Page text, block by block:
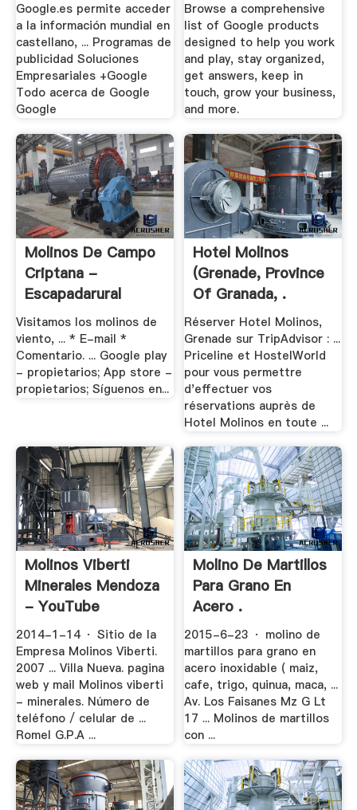
Google.es permite acceder
a la información mundial en
castellano, ... Programas de
publicidad Soluciones
Empresariales +Google
Todo acerca de Google
Google
Browse a comprehensive
list of Google products
designed to help you work
and play, stay organized,
get answers, keep in
touch, grow your business,
and more.
Molinos De Campo
Criptana -
Escapadarural
Visitamos los molinos de
viento, ... * E-mail *
Comentario. ... Google play
- propietarios; App store -
propietarios; Síguenos en...
Hotel Molinos
(Grenade, Province
Of Granada, .
Réserver Hotel Molinos,
Grenade sur TripAdvisor : ...
Priceline et HostelWorld
pour vous permettre
d'effectuer vos
réservations auprès de
Hotel Molinos en toute ...
Molinos Viberti
Minerales Mendoza
- YouTube
2014-1-14 · Sitio de la
Empresa Molinos Viberti.
2007 ... Villa Nueva. pagina
web y mail Molinos viberti
- minerales. Número de
teléfono / celular de ...
Romel G.P.A ...
Molino De Martillos
Para Grano En
Acero .
2015-6-23 · molino de
martillos para grano en
acero inoxidable ( maiz,
cafe, trigo, quinua, maca, ...
Av. Los Faisanes Mz G Lt
17 ... Molinos de martillos
con ...